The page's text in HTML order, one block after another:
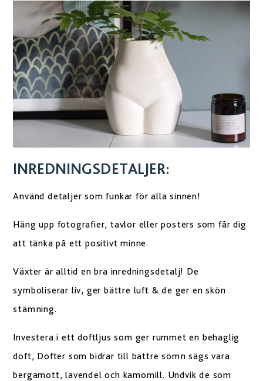
INREDNINGSDETALJER:
Använd detaljer som funkar för alla sinnen!
Häng upp fotografier, tavlor eller posters som får dig
att tänka på ett positivt minne.
Växter är alltid en bra inredningsdetalj! De
symboliserar liv, ger bättre luft & de ger en skön
stämning.
Investera i ett doftljus som ger rummet en behaglig
doft, Dofter som bidrar till bättre sömn sägs vara
bergamott, lavendel och kamomill. Undvik de som